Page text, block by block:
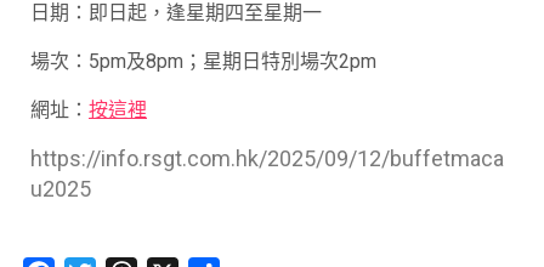
日期：即日起，逢星期四至星期一
場次：5pm及8pm；星期日特別場次2pm
網址： 按這裡
https://info.rsgt.com.hk/2025/09/12/buffetmaca
u2025